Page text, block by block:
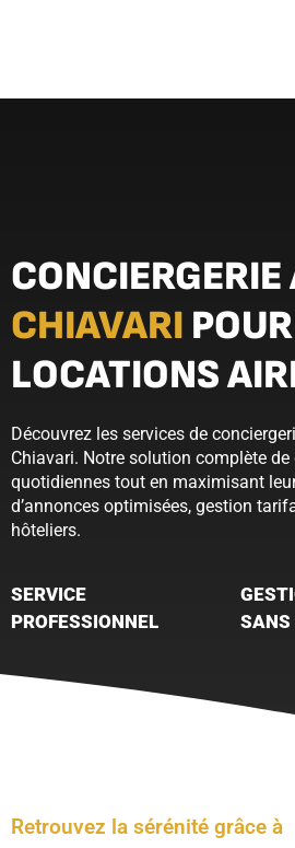
CHIAVARI
LOCATIONS
Découvrez les services de
Chiavari. Notre solution complète
quotidiennes tout en maximisant
d’annonces optimisées, gestion
hôteliers.
SERVICE
PROFESSIONNEL
SANS
Retrouvez la sérénité grâce à